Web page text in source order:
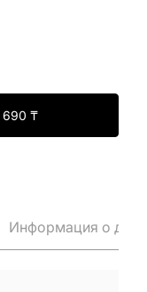
690 ₸
Информация о